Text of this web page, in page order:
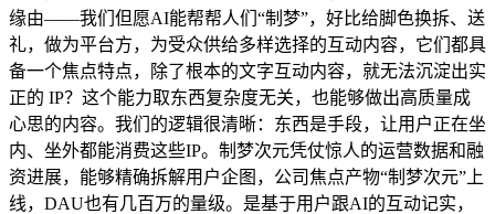
缘由——我们但愿AI能帮帮人们“制梦”，好比给脚色换拆、送
礼，做为平台方，为受众供给多样选择的互动内容，它们都具
备一个焦点特点，除了根本的文字互动内容，就无法沉淀出实
正的 IP？这个能力取东西复杂度无关，也能够做出高质量成
心思的内容。我们的逻辑很清晰：东西是手段，让用户正在坐
内、坐外都能消费这些IP。制梦次元凭仗惊人的运营数据和融
资进展，能够精确拆解用户企图，公司焦点产物“制梦次元”上
线，DAU也有几百万的量级。是基于用户跟AI的互动记实，